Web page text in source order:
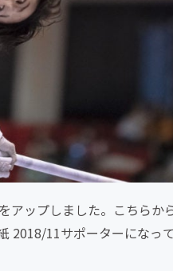
アップしました。こちら
2018/11サポーターになっ